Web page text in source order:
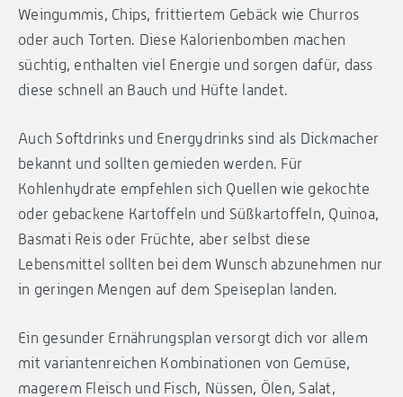
Weingummis, Chips, frittiertem Gebäck wie Churros
oder auch Torten. Diese Kalorienbomben machen
süchtig, enthalten viel Energie und sorgen dafür, dass
diese schnell an Bauch und Hüfte landet.
Auch Softdrinks und Energydrinks sind als Dickmacher
bekannt und sollten gemieden werden. Für
Kohlenhydrate empfehlen sich Quellen wie gekochte
oder gebackene Kartoffeln und Süßkartoffeln, Quinoa,
Basmati Reis oder Früchte, aber selbst diese
Lebensmittel sollten bei dem Wunsch abzunehmen nur
in geringen Mengen auf dem Speiseplan landen.
Ein gesunder Ernährungsplan versorgt dich vor allem
mit variantenreichen Kombinationen von Gemüse,
magerem Fleisch und Fisch, Nüssen, Ölen, Salat,